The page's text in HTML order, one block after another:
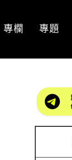
專欄 專題